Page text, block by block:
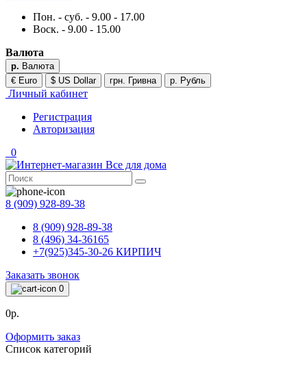
Пон. - суб. - 9.00 - 17.00
Воск. - 9.00 - 15.00
Валюта
р. Валюта
€ Euro
$ US Dollar грн. Гривна р. Рубль
Личный кабинет
Регистрация
Авторизация
0
8 (909) 928-89-38
8 (909) 928-89-38
8 (496) 34-36165
+7(925)345-30-26 КИРПИЧ
Заказать звонок
0
0р.
Оформить заказ
Список категорий